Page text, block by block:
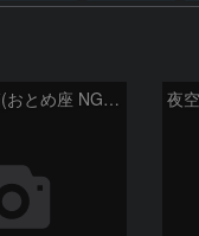
夜空は宝石箱(おとめ座 NGC5566) Seestar50